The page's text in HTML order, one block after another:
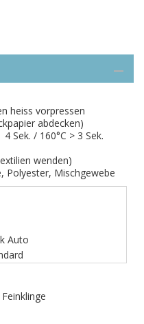
heiss vorpressen
abdecken)
Sek. / 160°C > 3 Sek.
wenden)
Polyester, Mischgewebe
Auto